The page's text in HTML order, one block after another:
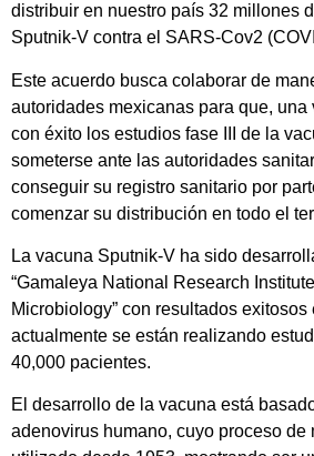
distribuir en nuestro país 32 millones
Sputnik-V contra el SARS-Cov2
Este acuerdo busca colaborar de
autoridades mexicanas para que, una
con éxito los estudios fase III de la
someterse ante las autoridades
conseguir su registro sanitario por
comenzar su distribución en todo el
La vacuna Sputnik-V ha sido
“Gamaleya National Research
Microbiology” con resultados exitosos
actualmente se están realizando
40,000 pacientes.
El desarrollo de la vacuna está
adenovirus humano, cuyo proceso de